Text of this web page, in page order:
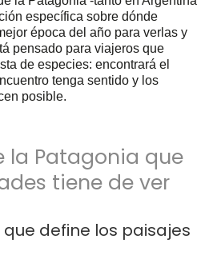
específica sobre dónde
época del año para verlas y
pensado para viajeros que
de especies: encontrará el
tenga sentido y los
posible.
la Patagonia que
tiene de ver
define los paisajes